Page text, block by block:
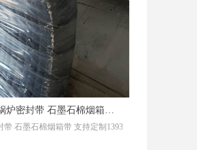
学改性，以适应超低温（如-162℃）或强酸/碱环境‌
保方 石墨烟箱带 锅炉密封带 石墨石棉烟箱带 支持定制
带 石墨石棉烟箱带 支持定制13931780844，沧州保